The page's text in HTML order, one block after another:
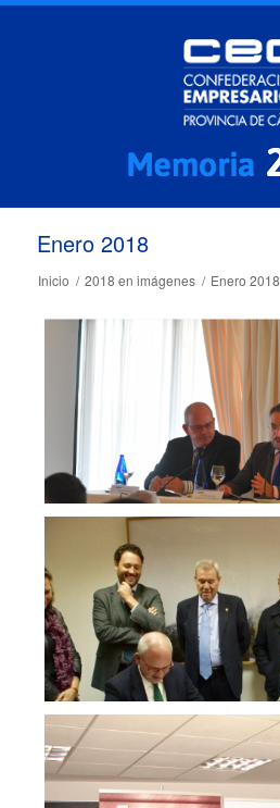
Enero 2018
Inicio / 2018 en imágenes / Enero 2018